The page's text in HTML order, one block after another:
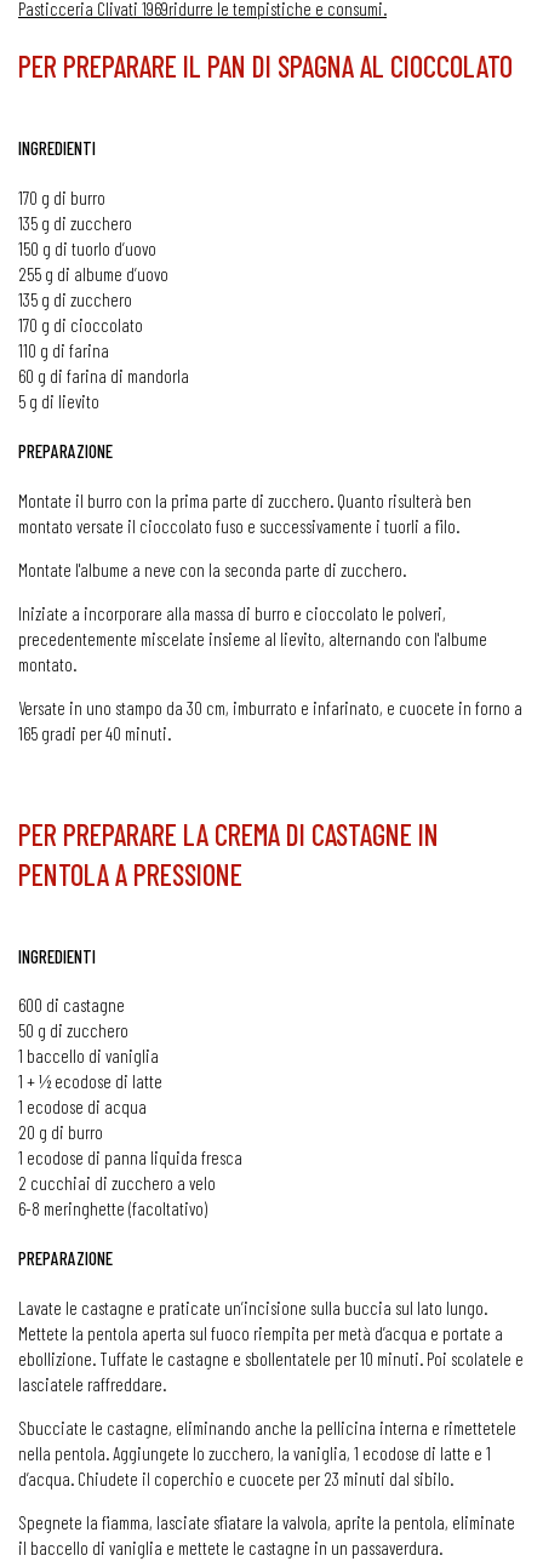
Pasticceria Clivati 1969ridurre le tempistiche e consumi.
PER PREPARARE IL PAN DI SPAGNA AL CIOCCOLATO
INGREDIENTI
170 g di burro
135 g di zucchero
150 g di tuorlo d’uovo
255 g di albume d’uovo
135 g di zucchero
170 g di cioccolato
110 g di farina
60 g di farina di mandorla
5 g di lievito
PREPARAZIONE
Montate il burro con la prima parte di zucchero. Quanto risulterà ben
montato versate il cioccolato fuso e successivamente i tuorli a filo.
Montate l'albume a neve con la seconda parte di zucchero.
Iniziate a incorporare alla massa di burro e cioccolato le polveri,
precedentemente miscelate insieme al lievito, alternando con l'albume
montato.
Versate in uno stampo da 30 cm, imburrato e infarinato, e cuocete in forno a
165 gradi per 40 minuti.
PER PREPARARE LA CREMA DI CASTAGNE IN
PENTOLA A PRESSIONE
INGREDIENTI
600 di castagne
50 g di zucchero
1 baccello di vaniglia
1 + ½ ecodose di latte
1 ecodose di acqua
20 g di burro
1 ecodose di panna liquida fresca
2 cucchiai di zucchero a velo
6-8 meringhette (facoltativo)
PREPARAZIONE
Lavate le castagne e praticate un’incisione sulla buccia sul lato lungo.
Mettete la pentola aperta sul fuoco riempita per metà d’acqua e portate a
ebollizione. Tuffate le castagne e sbollentatele per 10 minuti. Poi scolatele e
lasciatele raffreddare.
Sbucciate le castagne, eliminando anche la pellicina interna e rimettetele
nella pentola. Aggiungete lo zucchero, la vaniglia, 1 ecodose di latte e 1
d’acqua. Chiudete il coperchio e cuocete per 23 minuti dal sibilo.
Spegnete la fiamma, lasciate sfiatare la valvola, aprite la pentola, eliminate
il baccello di vaniglia e mettete le castagne in un passaverdura.